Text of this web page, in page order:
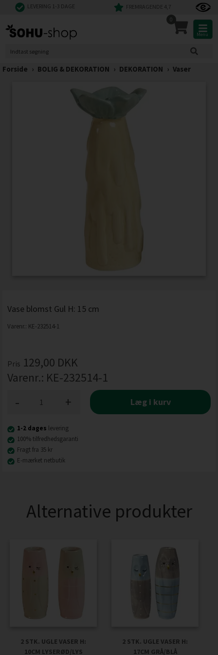
LEVERING 1-3 DAGE FREMRAGENDE 4,7
0
Menu
Forside › BOLIG & DEKORATION › DEKORATION › Vaser
Vase blomst Gul H: 15 cm
Varenr.: KE-232514-1
Pris 129,00 DKK
Varenr.: KE-232514-1
+
- Læg i kurv
1-2 dages levering
100% tilfredhedsgaranti
Fragt fra 35 kr
E-mærket netbutik
Alternative produkter
2 STK. UGLE VASER H:
10CM LYSERØD/LYS
2 STK. UGLE VASER H:
17CM GRÅ/BLÅ